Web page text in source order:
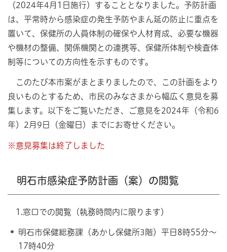
（2024年4月1日施行）することとなりました。予防計画
は、平常時から感染症の発生予防やまん延の防止に重点を
置いて、保健所の人員体制の確保や人材育成、必要な機器
や機材の整備、関係機関との連携等、保健所体制や検査体
制等についての方向性を示すものです。
このたび本市案がまとまりましたので、この計画をより
良いものとするため、市民のみなさまから幅広く意見を募
集します。以下をご覧いただき、ご意見を2024年（令和6
年）2月9日（金曜日）までにお寄せください。
※意見募集は終了しました
明石市感染症予防計画（案）の閲覧
1.窓口での閲覧（執務時間内に限ります）
明石市保健総務課（あかし保健所3階）平日8時55分～
17時40分